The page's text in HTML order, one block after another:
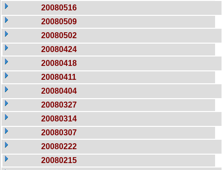
20080516
20080509
20080502
20080424
20080418
20080411
20080404
20080327
20080314
20080307
20080222
20080215